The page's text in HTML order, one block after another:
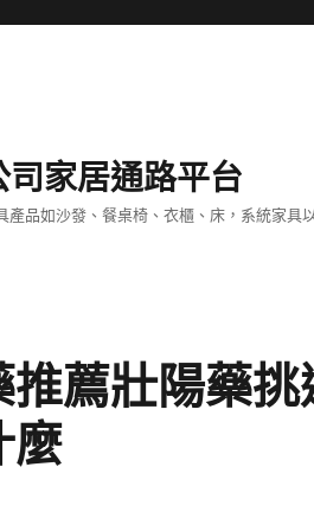
家居通路平台
品如沙發、餐桌椅、衣櫃、床，系統家具
薦壯陽藥
麼